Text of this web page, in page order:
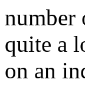
number
quite a
on an